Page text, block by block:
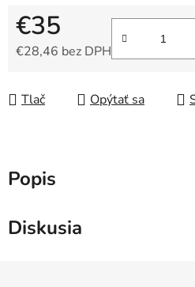
€35
€28,46 bez DPH
Tlač Opýtať sa
Popis
Diskusia